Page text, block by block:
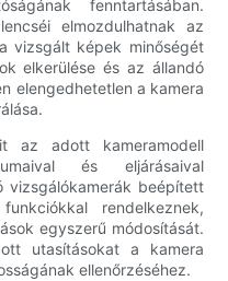
fenntartásában.
elmozdulhatnak az
vizsgált képek minőségét
elkerülése és az állandó
elengedhetetlen a kamera
az adott kameramodell
és eljárásaival
vizsgálókamerák beépített
rendelkeznek,
egyszerű módosítását.
utasításokat a kamera
ellenőrzéséhez.